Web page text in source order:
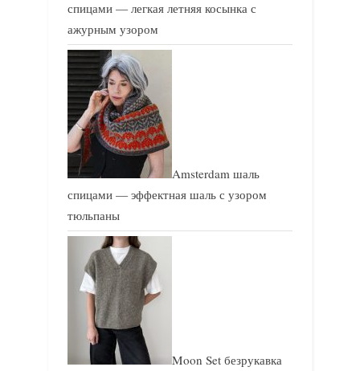
спицами — легкая летняя косынка с
ажурным узором
Amsterdam шаль
спицами — эффектная шаль с узором
тюльпаны
Moon Set безрукавка